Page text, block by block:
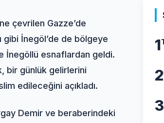
çevrilen Gazze’de
gibi İnegöl’de de bölgeye
İnegöllü esnaflardan geldi.
bir günlük gelirlerini
edileceğini açıkladı.
Demir ve beraberindeki
1
2
3